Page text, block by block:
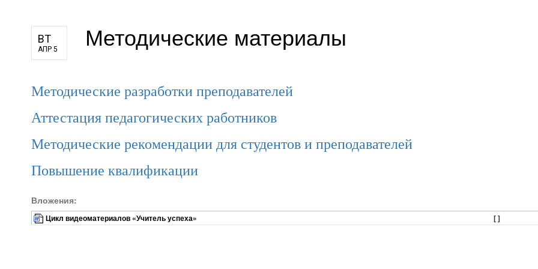
ВТ
АПР 5 Методические материалы
Методические разработки преподавателей
Аттестация педагогических работников
Методические рекомендации для студентов и преподавателей
Повышение квалификации
Вложения:
Цикл видеоматериалов «Учитель успеха» [ ]